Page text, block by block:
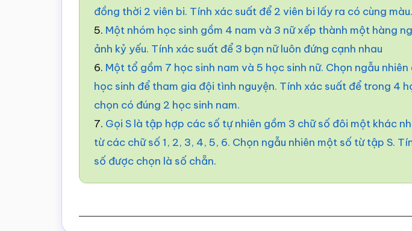
đồng thời 2 viên bi. Tính xác suất để 2 viên bi lấy ra có cùng màu.
5. Một nhóm học sinh gồm 4 nam và 3 nữ xếp thành một hàng
ảnh kỷ yếu. Tính xác suất để 3 bạn nữ luôn đứng cạnh nhau
6. Một tổ gồm 7 học sinh nam và 5 học sinh nữ. Chọn ngẫu
học sinh để tham gia đội tình nguyện. Tính xác suất để trong 4
chọn có đúng 2 học sinh nam.
7. Gọi S là tập hợp các số tự nhiên gồm 3 chữ số đôi một khác
từ các chữ số 1, 2, 3, 4, 5, 6. Chọn ngẫu nhiên một số từ tập S.
số được chọn là số chẵn.